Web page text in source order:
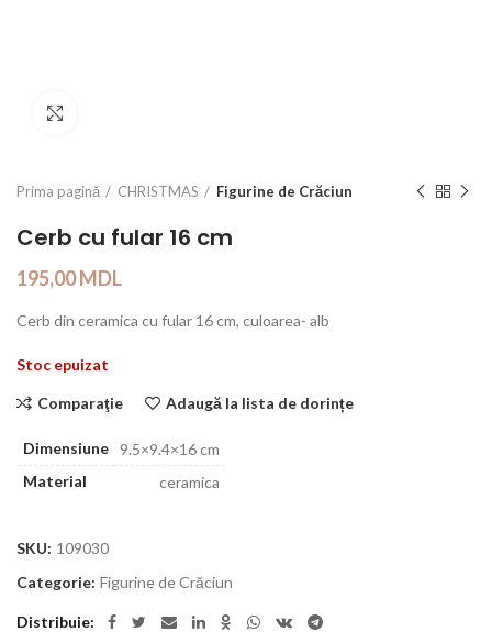
Prima pagină CHRISTMAS Figurine de Crăciun
Cerb cu fular 16 cm
195,00MDL
Cerb din ceramica cu fular 16 cm, culoarea- alb
Stoc epuizat
Comparaţie Adaugă la lista de dorințe
Dimensiune
9.5×9.4×16 cm
Material
ceramica
SKU: 109030
Categorie: Figurine de Crăciun
Distribuie